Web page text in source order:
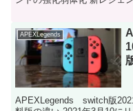
APEXLegends
APEXLegends switch版